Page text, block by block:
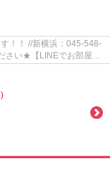
！！ //新横浜：045-548-
さい★【LINEでお部屋探